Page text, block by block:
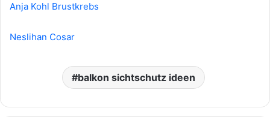
Anja Kohl Brustkrebs
Neslihan Cosar
balkon sichtschutz ideen